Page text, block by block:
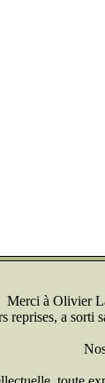
Merci à Olivier
reprises, a